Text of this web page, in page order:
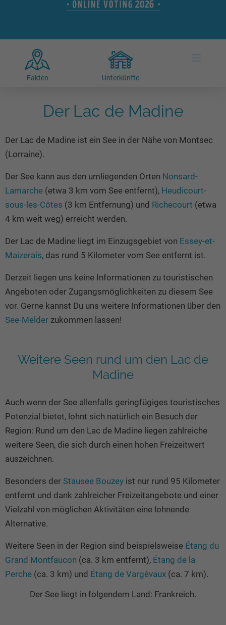
Radtouren am See
Kitesurfen
Kanu- & Kajaktouren
Badeseen in Deutschland
Wellness am See
Romantik Hotels
Urlaub an der Küste
Unterkünfte
Hotels am See
Ferienwohnungen
Kanu- & Kajak-Urlaub
Wanderurlaub
Bikeurlaub
Auszeit & Wellness
Camping am See
Top-Hotels
Familienhotels
Wellness-Hotels
Biohotels
Ausgefallenes
Häuser auf dem Wasser
Hundefreundliche Unterkünfte
Seen in Deutschland
Seen in Europa
Überwachte Badestellen
Unsere See-Highlights
Deutschlands schönste Seen
Top Seen nach Bundesländern
Top Seen nach Regionen
Deutschlands Lieblingsseen
Österreich
Frankreich
Niederlande
Schweden
alle Länder…
Fakten Unterkünfte
Der Lac de Madine
Der Lac de Madine ist ein See in der Nähe von Montsec
(Lorraine).
Der See kann aus den umliegenden Orten Nonsard-
Lamarche (etwa 3 km vom See entfernt), Heudicourt-
sous-les-Côtes (3 km Entfernung) und Richecourt (etwa
4 km weit weg) erreicht werden.
Der Lac de Madine liegt im Einzugsgebiet von Essey-et-
Maizerais, das rund 5 Kilometer vom See entfernt ist.
Derzeit liegen uns keine Informationen zu touristischen
Angeboten oder Zugangsmöglichkeiten zu diesem See
vor. Gerne kannst Du uns weitere Informationen über den
See-Melder zukommen lassen!
Weitere Seen rund um den Lac de
Madine
Auch wenn der See allenfalls geringfügiges touristisches
Potenzial bietet, lohnt sich natürlich ein Besuch der
Region: Rund um den Lac de Madine liegen zahlreiche
weitere Seen, die sich durch einen hohen Freizeitwert
auszeichnen.
Besonders der Stausee Bouzey ist nur rund 95 Kilometer
entfernt und dank zahlreicher Freizeitangebote und einer
Vielzahl von möglichen Aktivitäten eine lohnende
Alternative.
Weitere Seen in der Region sind beispielsweise Étang du
Grand Montfaucon (ca. 3 km entfernt), Étang de la
Perche (ca. 3 km) und Étang de Vargévaux (ca. 7 km).
Der See liegt in folgendem Land: Frankreich.